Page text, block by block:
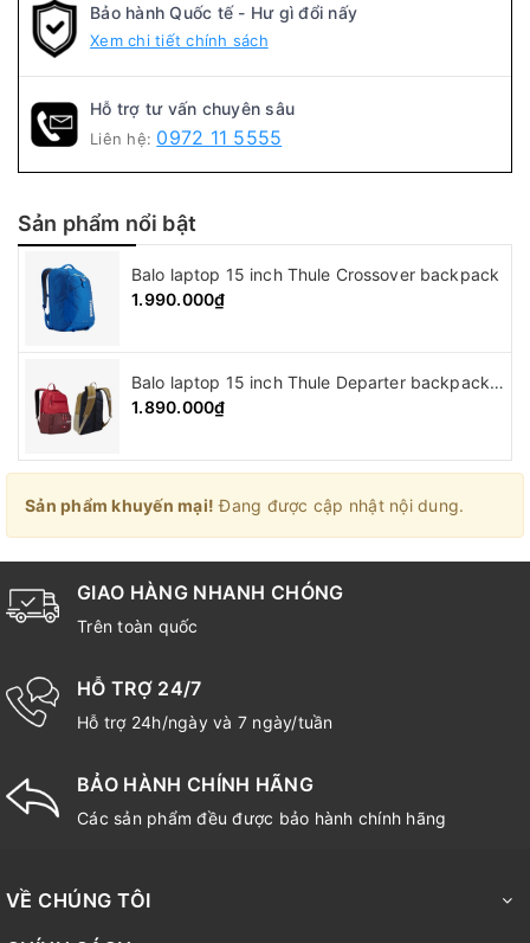
Bảo hành Quốc tế - Hư gì đổi nấy
Xem chi tiết chính sách
Hỗ trợ tư vấn chuyên sâu
Liên hệ: 0972 11 5555
Sản phẩm nổi bật
Balo laptop 15 inch Thule Crossover backpack
1.990.000₫
Balo laptop 15 inch Thule Departer backpack ( 21L )
1.890.000₫
Sản phẩm khuyến mại! Đang được cập nhật nội dung.
GIAO HÀNG NHANH CHÓNG
Trên toàn quốc
HỖ TRỢ 24/7
Hỗ trợ 24h/ngày và 7 ngày/tuần
BẢO HÀNH CHÍNH HÃNG
Các sản phẩm đều được bảo hành chính hãng
VỀ CHÚNG TÔI